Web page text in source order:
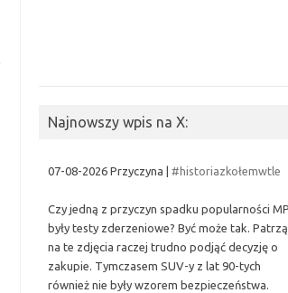
Najnowszy wpis na X:
07-08-2026 Przyczyna |#historiazkołemwtle
Czy jedną z przyczyn spadku popularności
były testy zderzeniowe? Być może tak.
na te zdjęcia raczej trudno podjąć decyzję o
zakupie. Tymczasem SUV-y z lat 90-tych
również nie były wzorem bezpieczeństwa.